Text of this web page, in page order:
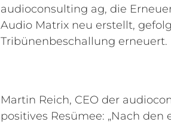
audioconsulting ag, die
Audio Matrix neu erstellt,
Tribünenbeschallung erneuert.
Martin Reich, CEO der
positives Resümee: „Nach